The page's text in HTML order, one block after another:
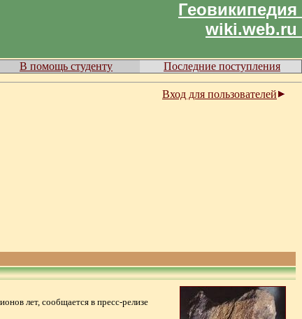
Геовикипедия
wiki.web.ru
В помощь студенту Последние поступления
Вход для пользователей
лет, сообщается в пресс-релизе